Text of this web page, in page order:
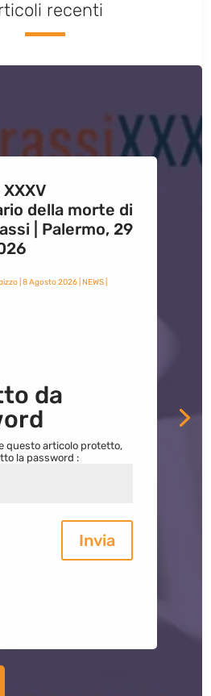
recenti
della morte di
| Palermo, 29
| 8 Agosto 2026| NEWS|
da
questo articolo protetto,
la password :
Invia